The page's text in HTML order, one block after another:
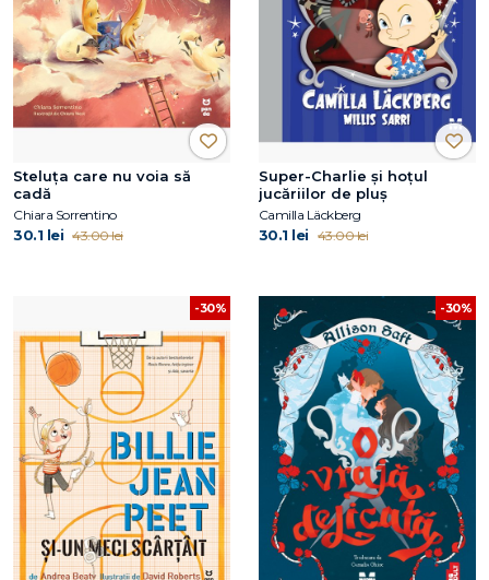
Steluța care nu voia să
cadă
Chiara Sorrentino
30.1 lei 43.00 lei
Super-Charlie și hoțul
jucăriilor de pluș
Camilla Läckberg
30.1 lei 43.00 lei
-30% -30%